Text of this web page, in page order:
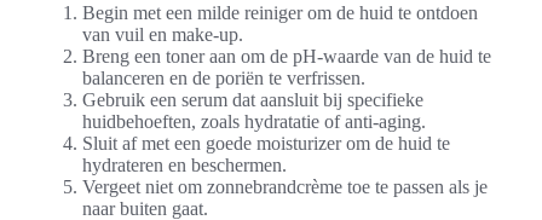
Begin met een milde reiniger om de huid te ontdoen
van vuil en make-up.
Breng een toner aan om de pH-waarde van de huid te
balanceren en de poriën te verfrissen.
Gebruik een serum dat aansluit bij specifieke
huidbehoeften, zoals hydratatie of anti-aging.
Sluit af met een goede moisturizer om de huid te
hydrateren en beschermen.
Vergeet niet om zonnebrandcrème toe te passen als je
naar buiten gaat.